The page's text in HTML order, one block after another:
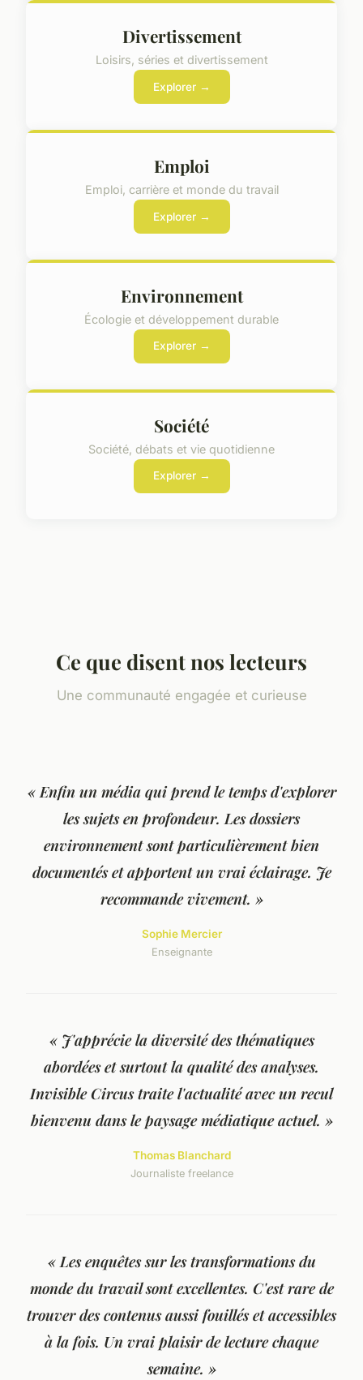
Divertissement
Loisirs, séries et divertissement
Explorer →
Emploi
Emploi, carrière et monde du travail
Explorer →
Environnement
Écologie et développement durable
Explorer →
Société
Société, débats et vie quotidienne
Explorer →
Ce que disent nos lecteurs
Une communauté engagée et curieuse
« Enfin un média qui prend le temps d'explorer
les sujets en profondeur. Les dossiers
environnement sont particulièrement bien
documentés et apportent un vrai éclairage. Je
recommande vivement. »
Sophie Mercier
Enseignante
« J'apprécie la diversité des thématiques
abordées et surtout la qualité des analyses.
Invisible Circus traite l'actualité avec un recul
bienvenu dans le paysage médiatique actuel. »
Thomas Blanchard
Journaliste freelance
« Les enquêtes sur les transformations du
monde du travail sont excellentes. C'est rare de
trouver des contenus aussi fouillés et accessibles
à la fois. Un vrai plaisir de lecture chaque
semaine. »